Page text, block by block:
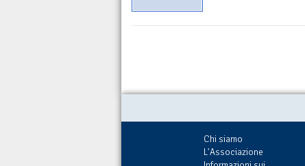
Chi siamo
L'Associazione